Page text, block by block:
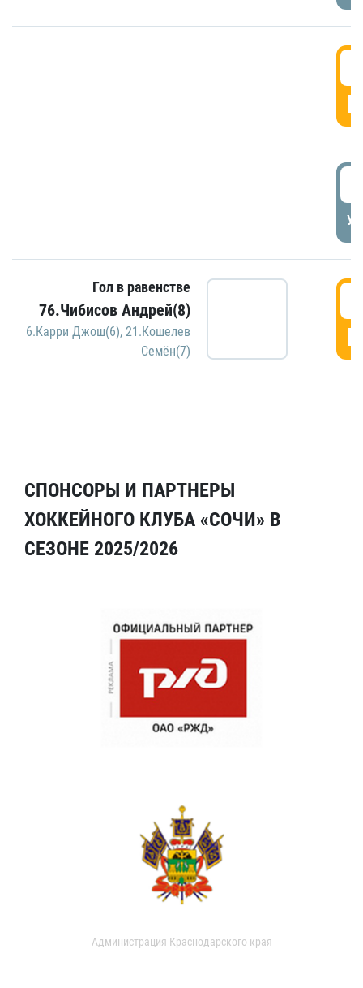
Гол в равенстве
76.Чибисов Андрей(8)
6.Карри Джош(6), 21.Кошелев
Семён(7)
СПОНСОРЫ И ПАРТНЕРЫ
ХОККЕЙНОГО КЛУБА «СОЧИ» В
СЕЗОНЕ 2025/2026
Администрация Краснодарского края